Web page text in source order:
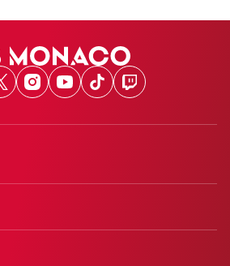
X Instagram
Youtube
TikTokTwitch